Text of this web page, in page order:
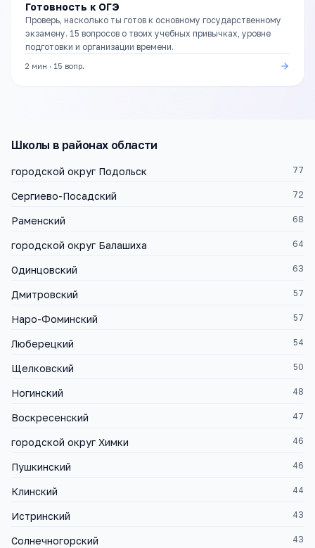
Готовность к ОГЭ
Проверь, насколько ты готов к основному государственному
экзамену. 15 вопросов о твоих учебных привычках, уровне
подготовки и организации времени.
2 мин · 15 вопр.
Школы в районах области
городской округ Подольск 77
Сергиево-Посадский 72
Раменский 68
городской округ Балашиха 64
Одинцовский 63
Дмитровский 57
Наро-Фоминский 57
Люберецкий 54
Щелковский 50
Ногинский 48
Воскресенский 47
городской округ Химки 46
Пушкинский 46
Клинский 44
Истринский 43
Солнечногорский 43